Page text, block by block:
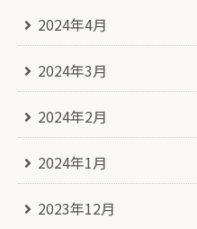
2024年4月
2024年3月
2024年2月
2024年1月
2023年12月